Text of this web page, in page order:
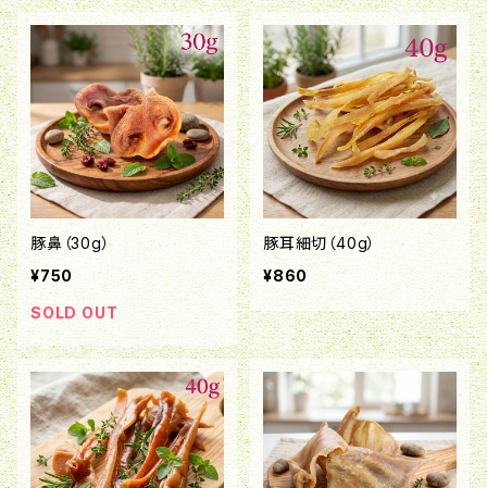
豚鼻（30g）
¥750
SOLD OUT
豚耳細切（40g）
¥860